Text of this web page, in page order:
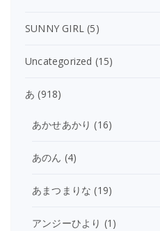
SUNNY GIRL (5)
Uncategorized (15)
あ (918)
あかせあかり (16)
あのん (4)
あまつまりな (19)
アンジーひより (1)